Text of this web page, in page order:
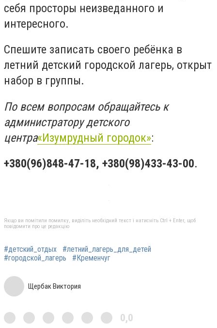
себя просторы неизведанного и
интересного.
Спешите записать своего ребёнка в
летний детский городской лагерь, открыт
набор в группы.
По всем вопросам обращайтесь к
администратору детского
центра«Изумрудный городок»:
+380(96)848-47-18, +380(98)433-43-00.
Якщо ви помітили помилку, виділіть необхідний текст і натисніть Ctrl + Enter, щоб
повідомити про це редакцію
#детский_отдых
#летний_лагерь_для_детей
#городской_лагерь
#Кременчуг
Щербак Виктория
0,0